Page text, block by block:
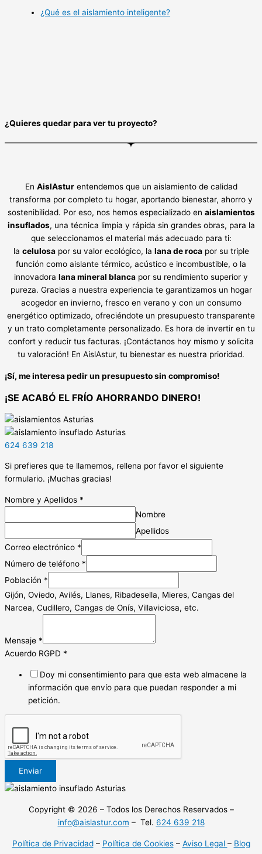
¿Qué es el aislamiento inteligente?
¿Quieres quedar para ver tu proyecto?
En AislAsturentendemos que un aislamiento de calidad
transforma por completo tu hogar, aportando bienestar, ahorro y
sostenibilidad. Por eso, nos hemos especializado en aislamientos
insuflados, una técnica limpia y rápida sin grandes obras, para la
que seleccionamos el material más adecuado para ti:
la celulosapor su valor ecológico, la lana de rocapor su triple
función como aislante térmico, acústico e incombustible, o la
innovadora lana mineral blanca por su rendimiento superior y
pureza. Gracias a nuestra experiencia te garantizamos un hogar
acogedor en invierno, fresco en verano y con un consumo
energético optimizado, ofreciéndote un presupuesto transparente
y un trato completamente personalizado. Es hora de invertir en tu
confort y reducir tus facturas. ¡Contáctanos hoy mismo y solicita
tu valoración! En AislAstur, tu bienestar es nuestra prioridad.
¡Sí, me interesa pedir un presupuesto sin compromiso!
¡SE ACABÓ EL FRÍO AHORRANDO DINERO!
624 639 218
Si prefieres que te llamemos, rellena por favor el siguiente
formulario. ¡Muchas gracias!
Nombre y Apellidos *
Nombre
Apellidos
Correo electrónico *
Número de teléfono *
Población *
Gijón, Oviedo, Avilés, Llanes, Ribadesella, Mieres, Cangas del
Narcea, Cudillero, Cangas de Onís, Villaviciosa, etc.
Mensaje *
Acuerdo RGPD *
Doy mi consentimiento para que esta web almacene la
información que envío para que puedan responder a mi
petición.
Enviar
Copyright © 2026 – Todos los Derechos Reservados –
info@aislastur.com – Tel. 624 639 218
Política de Privacidad– Política de Cookies– Aviso Legal – Blog